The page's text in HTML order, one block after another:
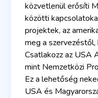
közvetlenül erősíti
közötti
projektek, az
meg a
Csatlakozz az USA
mint Nemzetközi
Ez a lehetőség
USA és